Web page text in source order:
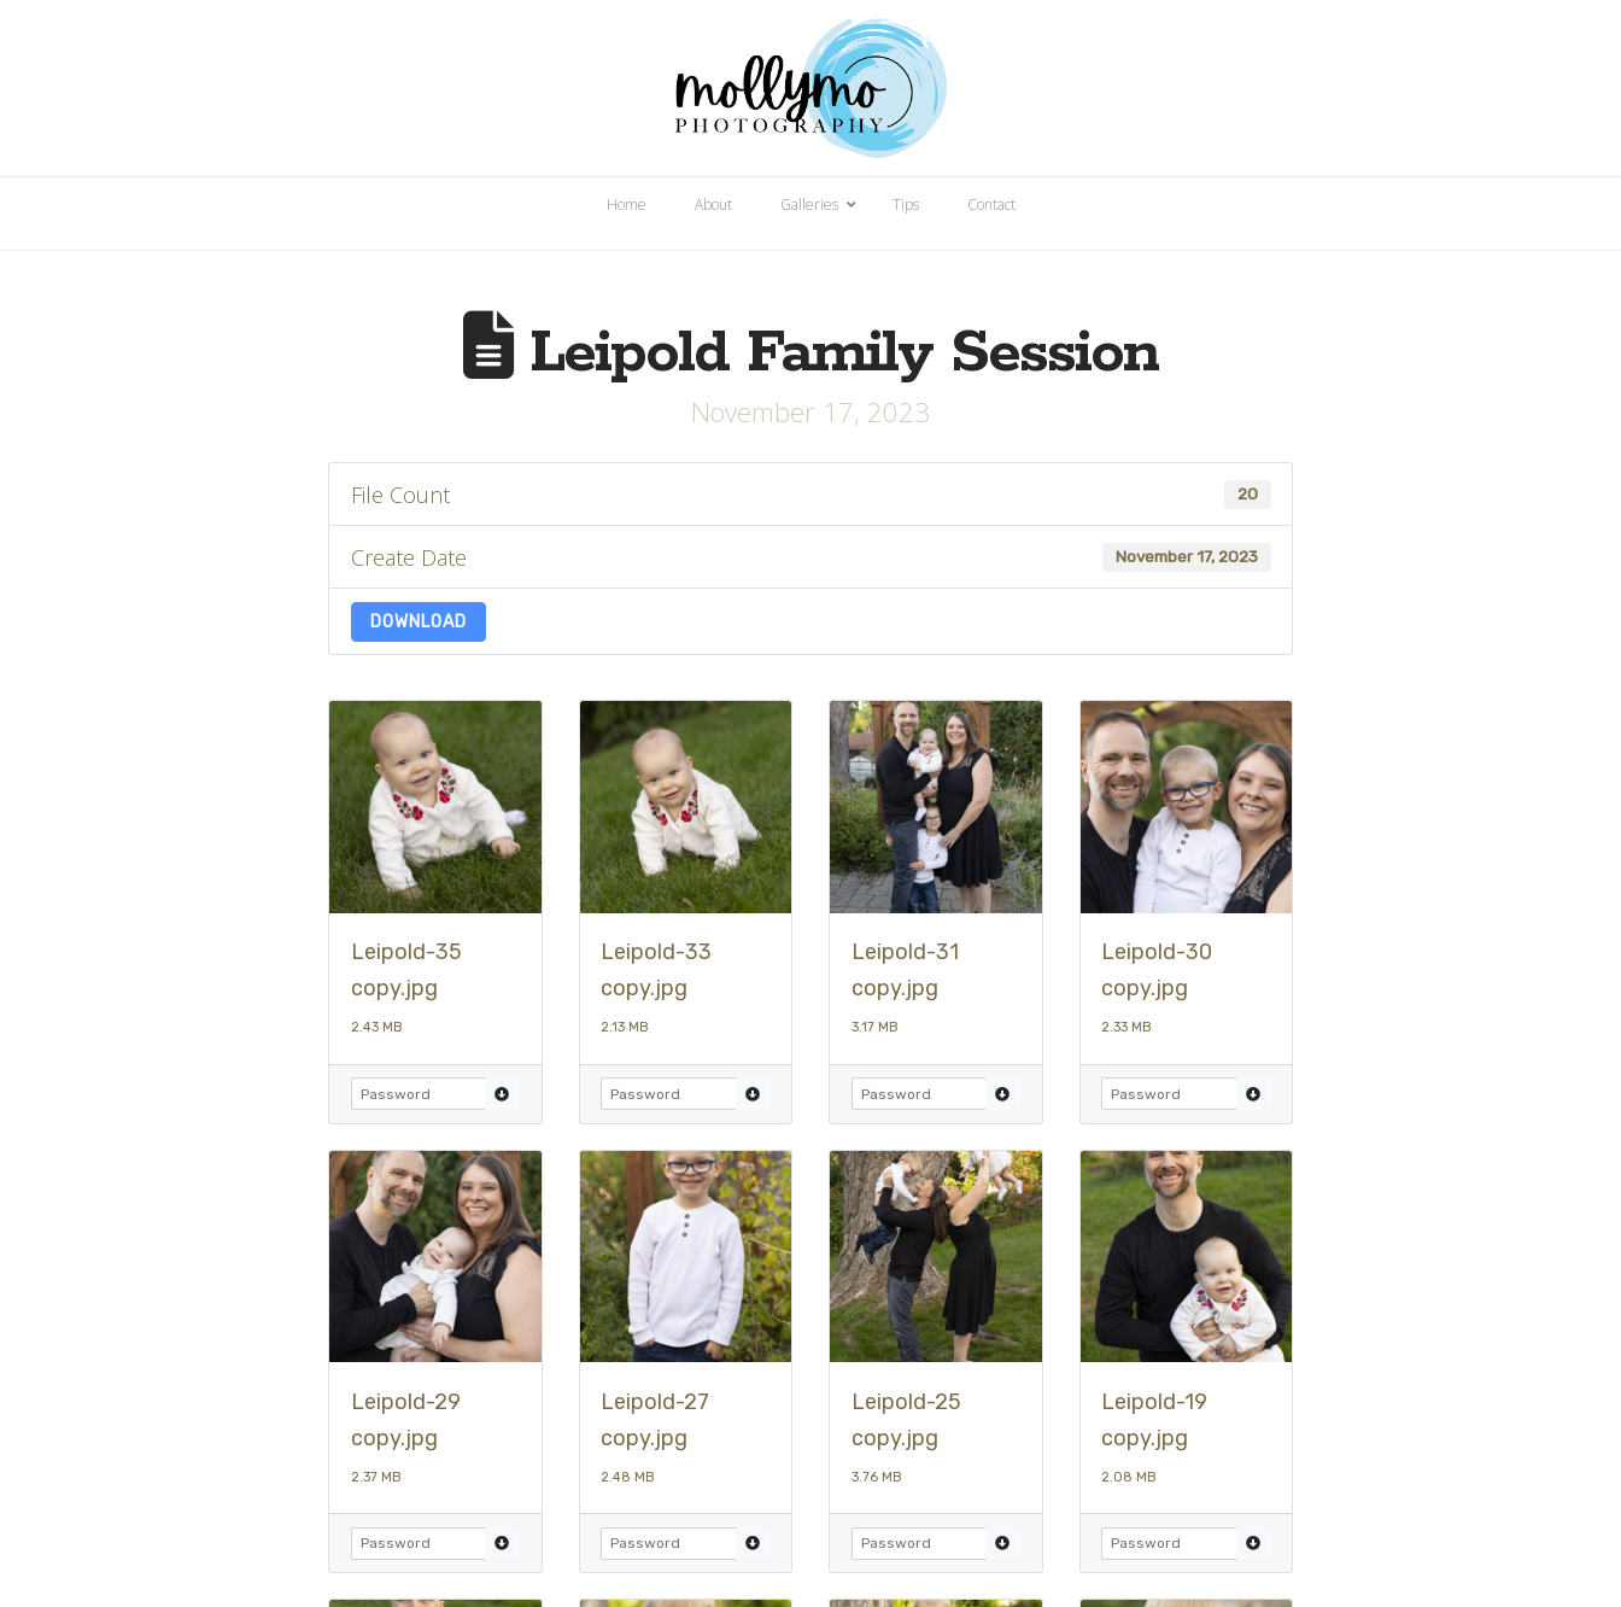
Home About Galleries Tips Contact
Leipold Family Session
November 17, 2023
File Count 20
Create Date November 17, 2023
DOWNLOAD
Leipold-35
copy.jpg
2.43 MB
Leipold-33
copy.jpg
2.13 MB
Leipold-31
copy.jpg
3.17 MB
Leipold-30
copy.jpg
2.33 MB
Leipold-29
copy.jpg
2.37 MB
Leipold-27
copy.jpg
2.48 MB
Leipold-25
copy.jpg
3.76 MB
Leipold-19
copy.jpg
2.08 MB